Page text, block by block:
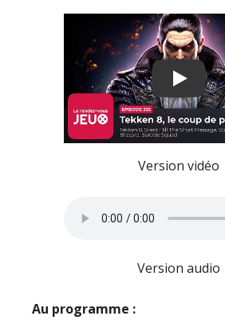
Play
Version vidéo
Version audio
Au programme :